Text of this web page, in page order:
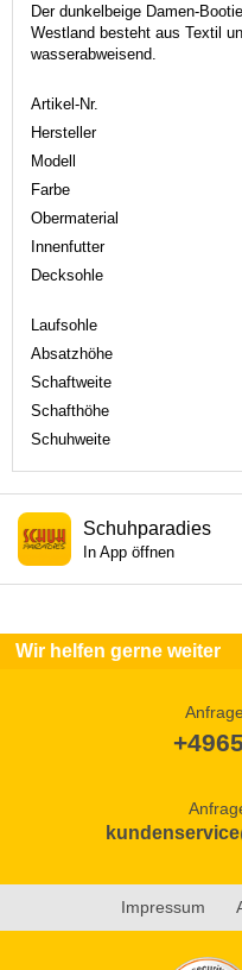
Der dunkelbeige Damen-
Westland besteht aus Textil
wasserabweisend.
Artikel-Nr.
Hersteller
Modell
Farbe
Obermaterial
Innenfutter
Decksohle
Laufsohle
Absatzhöhe
Schaftweite
Schafthöhe
Schuhweite
Schuhparadies
In App öffnen
Wir helfen gerne weiter
Impressum